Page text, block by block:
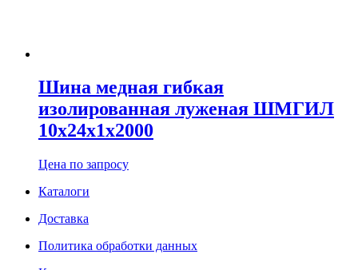
Шина медная гибкая
изолированная луженая ШМГИЛ
10х24х1х2000
Цена по запросу
Каталоги
Доставка
Политика обработки данных